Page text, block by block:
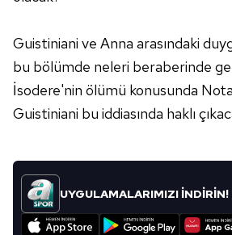
hazırlanmış Aydınlatma Metnimizi
almak için lütfentıklayınız.
Guistiniani ve Anna arasındaki
bu bölümde neleri beraberinde
İsodere'nin ölümü konusunda
Guistiniani bu iddiasında haklı
UYGULAMALARIMIZI İNDİRİN!